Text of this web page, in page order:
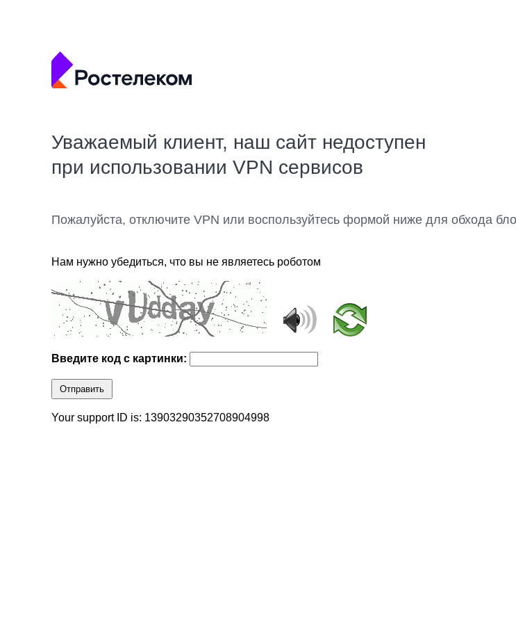
Уважаемый клиент, наш сайт недоступен
при использовании VPN сервисов
Пожалуйста, отключите VPN или воспользуйтесь формой ниже для обхода
Нам нужно убедиться, что вы не являетесь роботом
Введите код с картинки:
Отправить
Your support ID is: 13903290352708904998